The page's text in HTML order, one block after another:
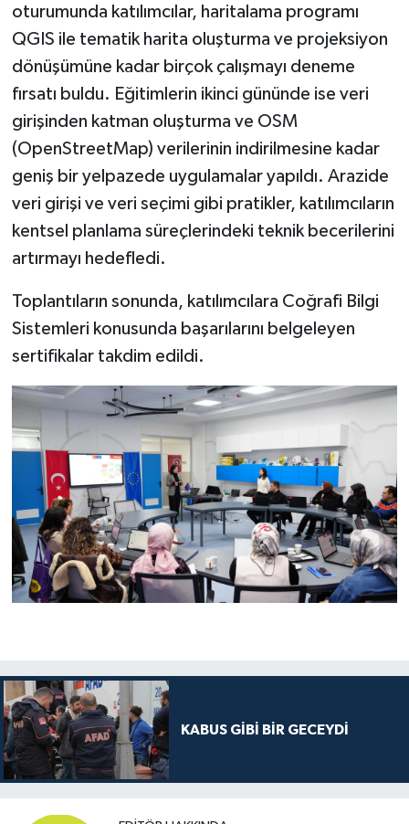
oturumunda katılımcılar, haritalama programı
QGIS ile tematik harita oluşturma ve projeksiyon
dönüşümüne kadar birçok çalışmayı deneme
fırsatı buldu. Eğitimlerin ikinci gününde ise veri
girişinden katman oluşturma ve OSM
(OpenStreetMap) verilerinin indirilmesine kadar
geniş bir yelpazede uygulamalar yapıldı. Arazide
veri girişi ve veri seçimi gibi pratikler, katılımcıların
kentsel planlama süreçlerindeki teknik becerilerini
artırmayı hedefledi.
Toplantıların sonunda, katılımcılara Coğrafi Bilgi
Sistemleri konusunda başarılarını belgeleyen
sertifikalar takdim edildi.
KABUS GİBİ BİR GECEYDİ